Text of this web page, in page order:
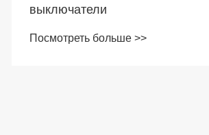
выключатели
Посмотреть больше >>